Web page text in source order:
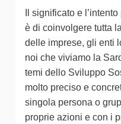
Il significato e
è di coinvolgere tutta
delle imprese, gli enti
noi che viviamo la
temi dello Sviluppo
molto preciso e
singola persona o
proprie azioni e con i